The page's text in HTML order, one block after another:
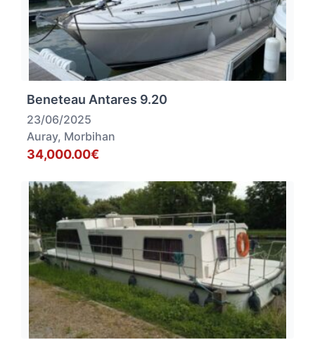
Beneteau Antares 9.20
23/06/2025
Auray, Morbihan
34,000.00€